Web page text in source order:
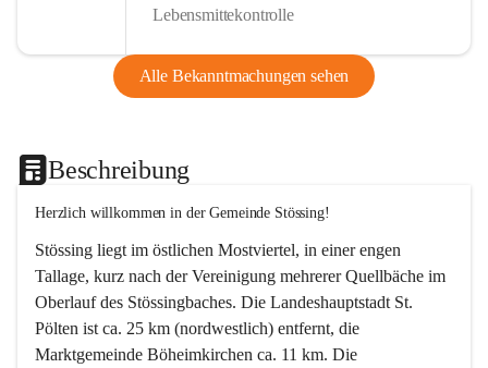
Lebensmittekontrolle
Alle Bekanntmachungen sehen
Beschreibung
Herzlich willkommen in der Gemeinde Stössing!
Stössing liegt im östlichen Mostviertel, in einer engen
Tallage, kurz nach der Vereinigung mehrerer Quellbäche im
Oberlauf des Stössingbaches. Die Landeshauptstadt St.
Pölten ist ca. 25 km (nordwestlich) entfernt, die
Marktgemeinde Böheimkirchen ca. 11 km. Die